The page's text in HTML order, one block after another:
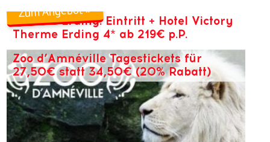
Zum Angebot »
Therme Erding: Eintritt + Hotel Victory
Therme Erding 4* ab 219€ p.P.
Zoo d’Amnéville Tagestickets für
27,50€ statt 34,50€ (20% Rabatt)